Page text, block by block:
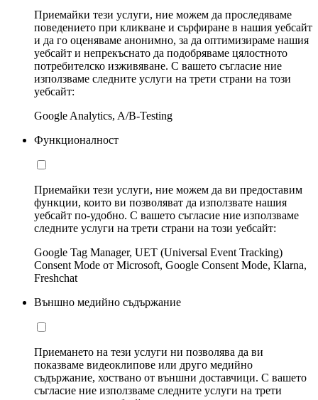
Приемайки тези услуги, ние можем да проследяваме
поведението при кликване и сърфиране в нашия уебсайт
и да го оценяваме анонимно, за да оптимизираме нашия
уебсайт и непрекъснато да подобряваме цялостното
потребителско изживяване. С вашето съгласие ние
използваме следните услуги на трети страни на този
уебсайт:
Google Analytics, A/B-Testing
Функционалност
Приемайки тези услуги, ние можем да ви предоставим
функции, които ви позволяват да използвате нашия
уебсайт по-удобно. С вашето съгласие ние използваме
следните услуги на трети страни на този уебсайт:
Google Tag Manager, UET (Universal Event Tracking)
Consent Mode от Microsoft, Google Consent Mode, Klarna,
Freshchat
Външно медийно съдържание
Приемането на тези услуги ни позволява да ви
показваме видеоклипове или друго медийно
съдържание, хоствано от външни доставчици. С вашето
съгласие ние използваме следните услуги на трети